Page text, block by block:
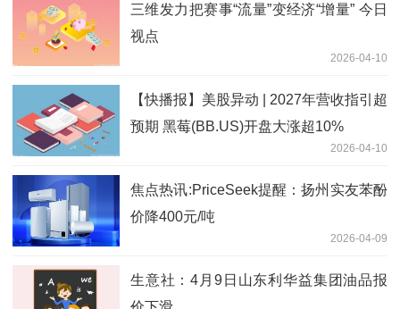
三维发力把赛事“流量”变经济“增量” 今日
视点
2026-04-10
【快播报】美股异动 | 2027年营收指引超
预期 黑莓(BB.US)开盘大涨超10%
2026-04-10
焦点热讯:PriceSeek提醒：扬州实友苯酚
价降400元/吨
2026-04-09
生意社：4月9日山东利华益集团油品报